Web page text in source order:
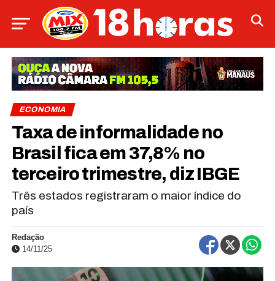
ECONOMIA
Taxa de informalidade no
Brasil fica em 37,8% no
terceiro trimestre, diz IBGE
Três estados registraram o maior índice do
país
Redação
14/11/25